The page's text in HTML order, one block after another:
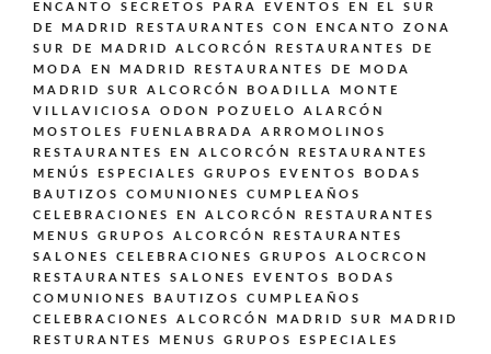
ENCANTO SECRETOS PARA EVENTOS EN EL SUR
DE MADRID
RESTAURANTES CON ENCANTO ZONA
SUR DE MADRID ALCORCÓN
RESTAURANTES DE
MODA EN MADRID
RESTAURANTES DE MODA
MADRID SUR ALCORCÓN BOADILLA MONTE
VILLAVICIOSA ODON POZUELO ALARCÓN
MOSTOLES FUENLABRADA ARROMOLINOS
RESTAURANTES EN ALCORCÓN
RESTAURANTES
MENÚS ESPECIALES GRUPOS EVENTOS BODAS
BAUTIZOS COMUNIONES CUMPLEAÑOS
CELEBRACIONES EN ALCORCÓN
RESTAURANTES
MENUS GRUPOS ALCORCÓN
RESTAURANTES
SALONES CELEBRACIONES GRUPOS ALOCRCON
RESTAURANTES SALONES EVENTOS BODAS
COMUNIONES BAUTIZOS CUMPLEAÑOS
CELEBRACIONES ALCORCÓN MADRID SUR MADRID
RESTURANTES MENUS GRUPOS ESPECIALES